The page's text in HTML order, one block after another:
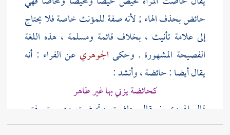
حائض بحذف الهاء ; لأنه صفة للمؤنث خاصة فلا يحتاج
إلى علامة تأنيث ، بخلاف قائمة ومسلمة ، هذه اللغة
الفصيحة المشهورة . وحكى الجوهري عن الفراء : أنه
يقال أيضا : حائضة ، وأنشد :
كحائضة يزني بها غير طاهر
قال الهروي : يقال حاضت وتحيضت ودرست بفتح
الدال والراء والسين المهملة وعركت بفتح العين وكسر